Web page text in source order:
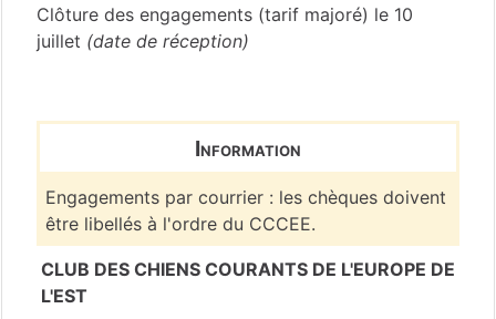
Clôture des engagements (tarif majoré) le 10
juillet (date de réception)
Information
Engagements par courrier : les chèques doivent
être libellés à l'ordre du CCCEE.
CLUB DES CHIENS COURANTS DE L'EUROPE DE
L'EST